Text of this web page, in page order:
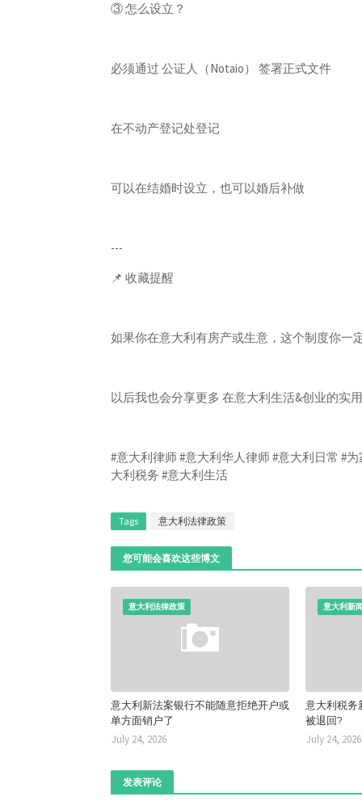
③ 怎么设立？
必须通过 公证人（Notaio） 签署正式文件
在不动产登记处登记
可以在结婚时设立，也可以婚后补做
---
📌 收藏提醒
如果你在意大利有房产或生意，这个制度你一
以后我也会分享更多 在意大利生活&创业的实
#意大利律师 #意大利华人律师 #意大利日常 #
大利税务 #意大利生活
Tags 意大利法律政策
您可能会喜欢这些博文
意大利法律政策
意大利新法案银行不能随意拒绝开户或
单方面销户了
July 24, 2026
意大利新
意大利税务
被退回?
July 24, 2026
发表评论